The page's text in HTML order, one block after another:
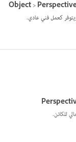
Object>
كعمل فني عادي.
للكائن.